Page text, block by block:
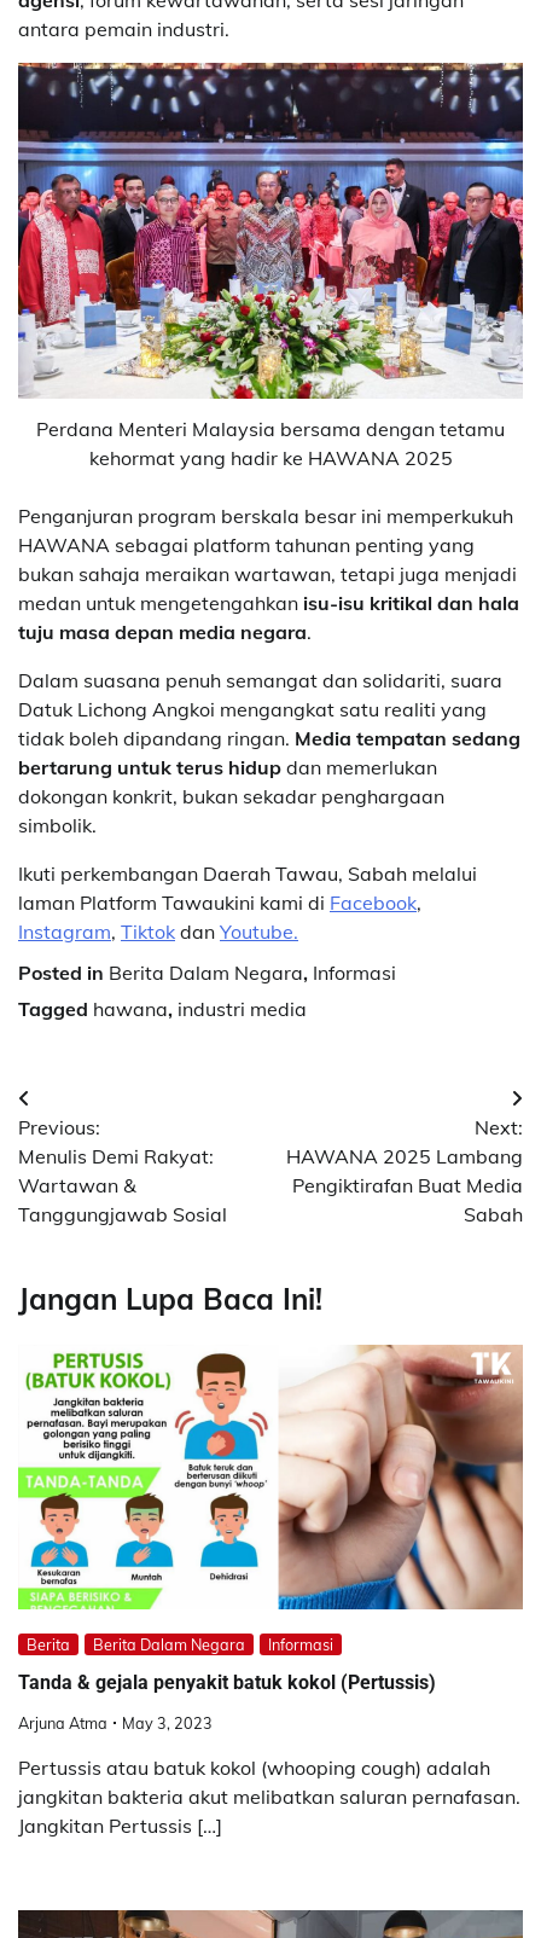
antara pemain industri.
Perdana Menteri Malaysia bersama dengan tetamu
kehormat yang hadir ke HAWANA 2025
Penganjuran program berskala besar ini memperkukuh
HAWANA sebagai platform tahunan penting yang
bukan sahaja meraikan wartawan, tetapi juga menjadi
medan untuk mengetengahkan isu-isu kritikal dan hala
tuju masa depan media negara.
Dalam suasana penuh semangat dan solidariti, suara
Datuk Lichong Angkoi mengangkat satu realiti yang
tidak boleh dipandang ringan. Media tempatan sedang
bertarung untuk terus hidup dan memerlukan
dokongan konkrit, bukan sekadar penghargaan
simbolik.
Ikuti perkembangan Daerah Tawau, Sabah melalui
laman Platform Tawaukini kami di Facebook,
Instagram, Tiktok dan Youtube.
Posted in Berita Dalam Negara, Informasi
Tagged hawana, industri media
Post
navigation
Previous:
Menulis Demi Rakyat:
Wartawan &
Tanggungjawab Sosial
Next:
HAWANA 2025 Lambang
Pengiktirafan Buat Media
Sabah
Jangan Lupa Baca Ini!
Berita Berita Dalam Negara Informasi
Tanda & gejala penyakit batuk kokol (Pertussis)
Arjuna Atma May 3, 2023
Pertussis atau batuk kokol (whooping cough) adalah
jangkitan bakteria akut melibatkan saluran pernafasan.
Jangkitan Pertussis […]